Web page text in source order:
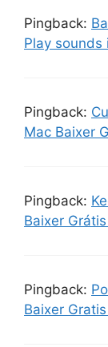
Pingback:
Play sounds
Pingback:
Mac Baixer
Pingback:
Baixer
Pingback:
Baixer